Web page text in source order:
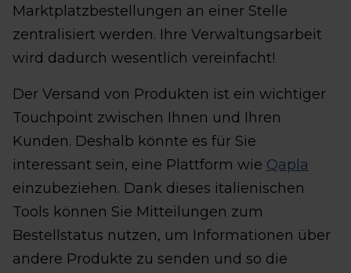
Marktplatzbestellungen an einer Stelle
zentralisiert werden. Ihre Verwaltungsarbeit
wird dadurch wesentlich vereinfacht!
Der Versand von Produkten ist ein wichtiger
Touchpoint zwischen Ihnen und Ihren
Kunden. Deshalb könnte es für Sie
interessant sein, eine Plattform wie Qapla
einzubeziehen. Dank dieses italienischen
Tools können Sie Mitteilungen zum
Bestellstatus nutzen, um Informationen über
andere Produkte zu senden und so die